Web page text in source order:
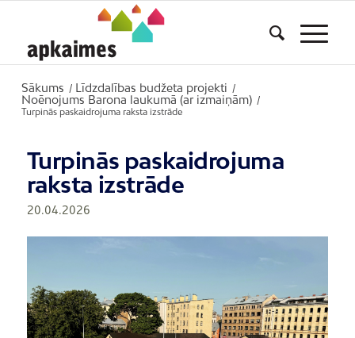
Sākums / Līdzdalības budžeta projekti /
Noēnojums Barona laukumā (ar izmaiņām) /
Turpinās paskaidrojuma raksta izstrāde
Turpinās paskaidrojuma
raksta izstrāde
20.04.2026